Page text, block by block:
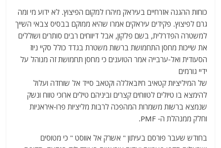
כוחות ההגנה אזרחיים בעיראק מיהרו למקום הפיצוץ. לא ידוע מי ומה
גרם לפיצוץ. פקידים עיראקים אמרו שהיא ממוקם בבסיס צבאי השייך
למשטרה הפדרלית, בשם פלקון, אבל דיווחים רבים סותרים ושוללים
את שייכות מחסן התחמושת ברשות משטרת בגדד כולל סקיי ניוז
הסעודית ואל-ערבייה אמר הטוענים כי מחסן תחמושת זה מנוהל על
ידיי גורמים
של המיליציות קטאיב חיזבאללה וקטאב סייד אל שוחדה ועלול
להימצא בו טיולים לטווחים קצרים וביניהם טילים ארוכי טווח ונשק
שנמצא ברשות משמרות המהפכה לרבות מליציות פרו-איראניות
וחלק ממנהלת ה- PMF.
בחודש שעבר פורסם בעיתון " אשרק אל אווסט " כי מטוסים